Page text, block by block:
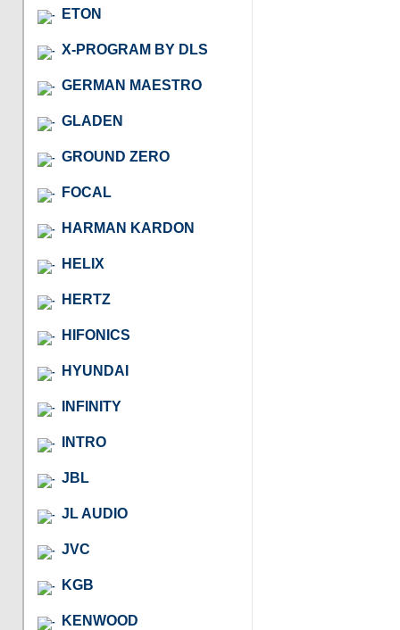
ETON
X-PROGRAM BY DLS
GERMAN MAESTRO
GLADEN
GROUND ZERO
FOCAL
HARMAN KARDON
HELIX
HERTZ
HIFONICS
HYUNDAI
INFINITY
INTRO
JBL
JL AUDIO
JVC
KGB
KENWOOD